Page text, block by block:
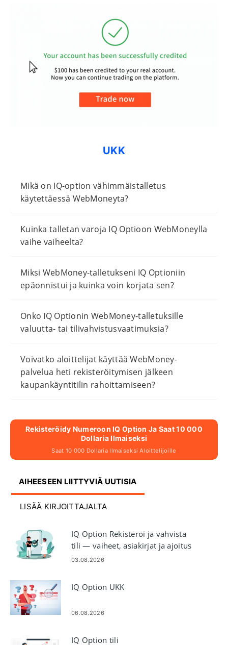
UKK
Mikä on IQ-option vähimmäistalletus
käytettäessä WebMoneyta?
Kuinka talletan varoja IQ Optioon WebMoneylla
vaihe vaiheelta?
Miksi WebMoney-talletukseni IQ Optioniin
epäonnistui ja kuinka voin korjata sen?
Onko IQ Optionin WebMoney-talletuksille
valuutta- tai tilivahvistusvaatimuksia?
Voivatko aloittelijat käyttää WebMoney-
palvelua heti rekisteröitymisen jälkeen
kaupankäyntitilin rahoittamiseen?
Rekisteröidy Numeroon IQ Option Ja Saat 10 000
Dollaria Ilmaiseksi
Saat 10 000 Dollaria Ilmaiseksi Aloittelijoille
AIHEESEEN LIITTYVIÄ UUTISIA
LISÄÄ KIRJOITTAJALTA
IQ Option Rekisteröi ja vahvista
tili — vaiheet, asiakirjat ja ajoitus
03.08.2026
IQ Option UKK
06.08.2026
IQ Option tili